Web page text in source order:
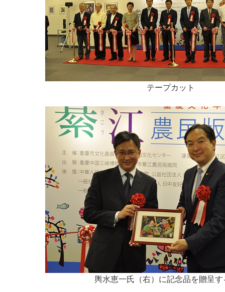
テープカット
輿水恵一氏（右）に記念品を贈呈す